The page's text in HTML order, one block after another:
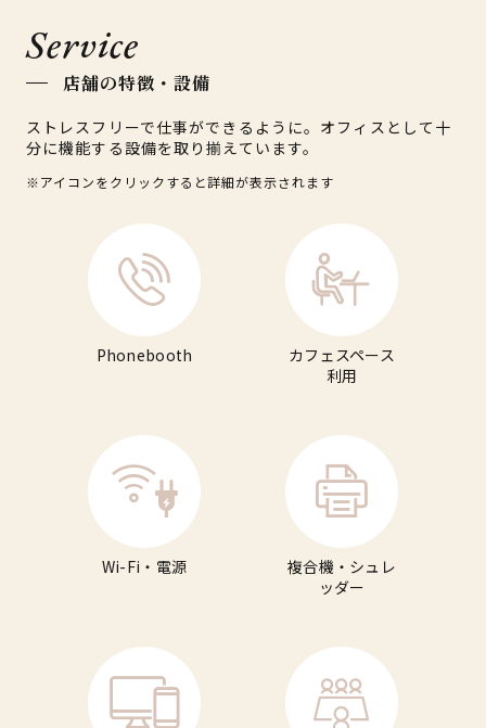
Service
店舗の特徴・設備
ストレスフリーで仕事ができるように。オフィスとして十
分に機能する設備を取り揃えています。
※アイコンをクリックすると詳細が表示されます
Phonebooth
カフェスペース
利用
Wi-Fi・電源
複合機・シュレ
ッダー